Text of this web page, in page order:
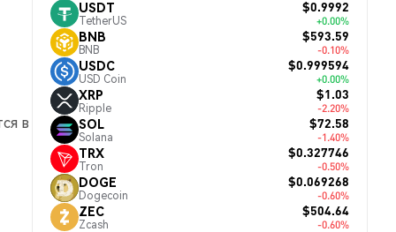
в
USDT
TetherUS
$0.9992
+0.00%
BNB
BNB
$593.59
-0.10%
USDC
USD Coin
$0.999594
+0.00%
XRP
Ripple
$1.03
-2.20%
SOL
Solana
$72.58
-1.40%
TRX
Tron
$0.327746
-0.50%
DOGE
Dogecoin
$0.069268
-0.60%
ZEC
Zcash
$504.64
-0.60%